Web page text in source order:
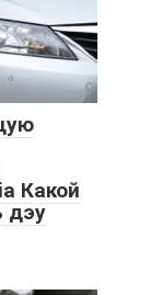
Какой
дэу